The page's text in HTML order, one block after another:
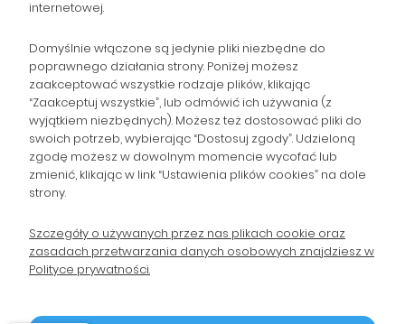
ZAMÓWIENIA
POPULARNE KATEGORIE
Gromadzka 46
sklep@wpc24.pl
Zapisz się na Newsletter i
internetowej.
Domyślnie włączone są jedynie pliki niezbędne do
poprawnego działania strony. Poniżej możesz
zaakceptować wszystkie rodzaje plików, klikając
“Zaakceptuj wszystkie”, lub odmówić ich używania (z
wyjątkiem niezbędnych). Możesz też dostosować pliki do
swoich potrzeb, wybierając “Dostosuj zgody”. Udzieloną
zgodę możesz w dowolnym momencie wycofać lub
zmienić, klikając w link “Ustawienia plików cookies” na dole
strony.
Szczegóły o używanych przez nas plikach cookie oraz
zasadach przetwarzania danych osobowych znajdziesz w
Polityce prywatności.